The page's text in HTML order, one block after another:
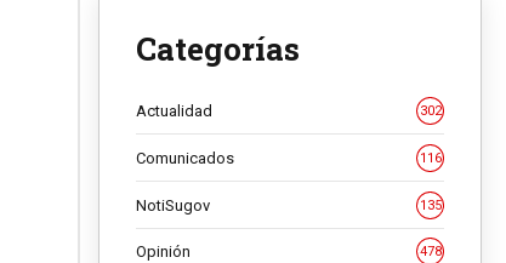
Categorías
Actualidad 302
Comunicados 116
NotiSugov 135
Opinión 478